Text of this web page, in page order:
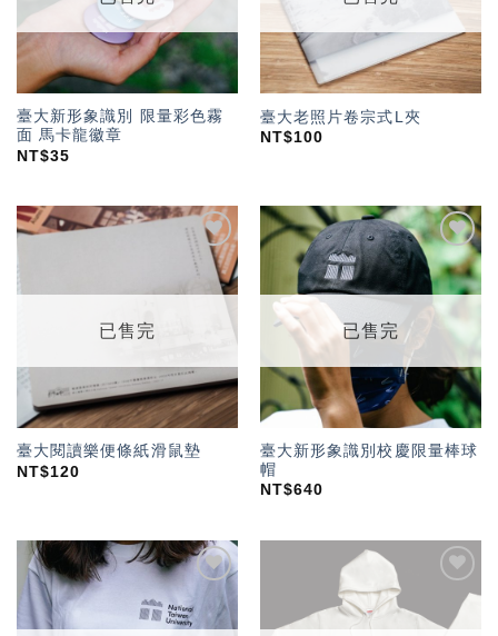
臺大新形象識別 限量彩色霧
面 馬卡龍徽章
NT$35
臺大老照片卷宗式L夾
NT$100
加入
「願
望輕
已售完
臺大閱讀樂便條紙滑鼠墊
NT$120
加入
「願
望輕
已售完
臺大新形象識別校慶限量棒球
帽
NT$640
加入
「願
望輕
加入
「願
望輕